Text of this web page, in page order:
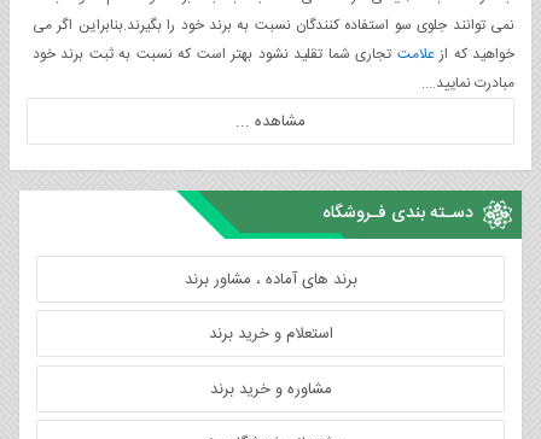
نمی توانند جلوی سو استفاده کنندگان نسبت به برند خود را بگیرند.بنابراین اگر می
خواهید که ازعلامت تجاری شما تقلید نشود بهتر است که نسبت به ثبت برند خود
مبادرت نمایید....
مشاهده ...
دسـته بندی فـروشگاه
برند های آماده ، مشاور برند
استعلام و خرید برند
مشاوره و خرید برند